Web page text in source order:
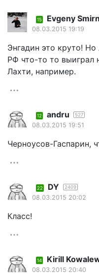
15 Evgeny
08.03.2015 19:19
Энгадин это круто!
РФ что-то то выиграл
Лахти, например.
12 andru 527
08.03.2015 19:51
Черноусов-Гаспарин,
22 DY 2409
08.03.2015 20:02
Класс!
14 Kirill
08.03.2015 20:40